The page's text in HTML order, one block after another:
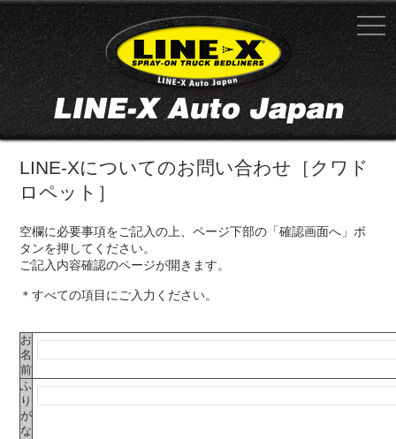
LINE-Xについてのお問い合わせ［クワド
ロペット］
空欄に必要事項をご記入の上、ページ下部の「確認画面へ」ボ
タンを押してください。
ご記入内容確認のページが開きます。
＊すべての項目にご入力ください。
お
名
前
ふ
り
が
な